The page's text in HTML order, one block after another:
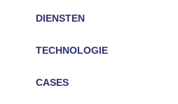
DIENSTEN
TECHNOLOGIE
CASES